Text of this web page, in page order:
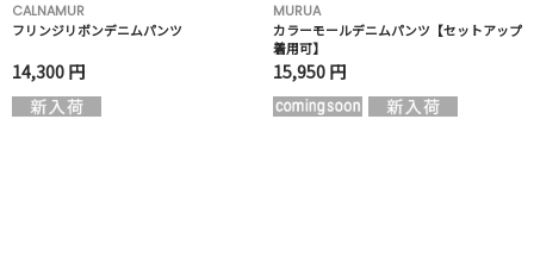
CALNAMUR
フリンジリボンデニムパンツ
14,300 円
MURUA
カラーモールデニムパンツ【セットアップ
着用可】
15,950 円